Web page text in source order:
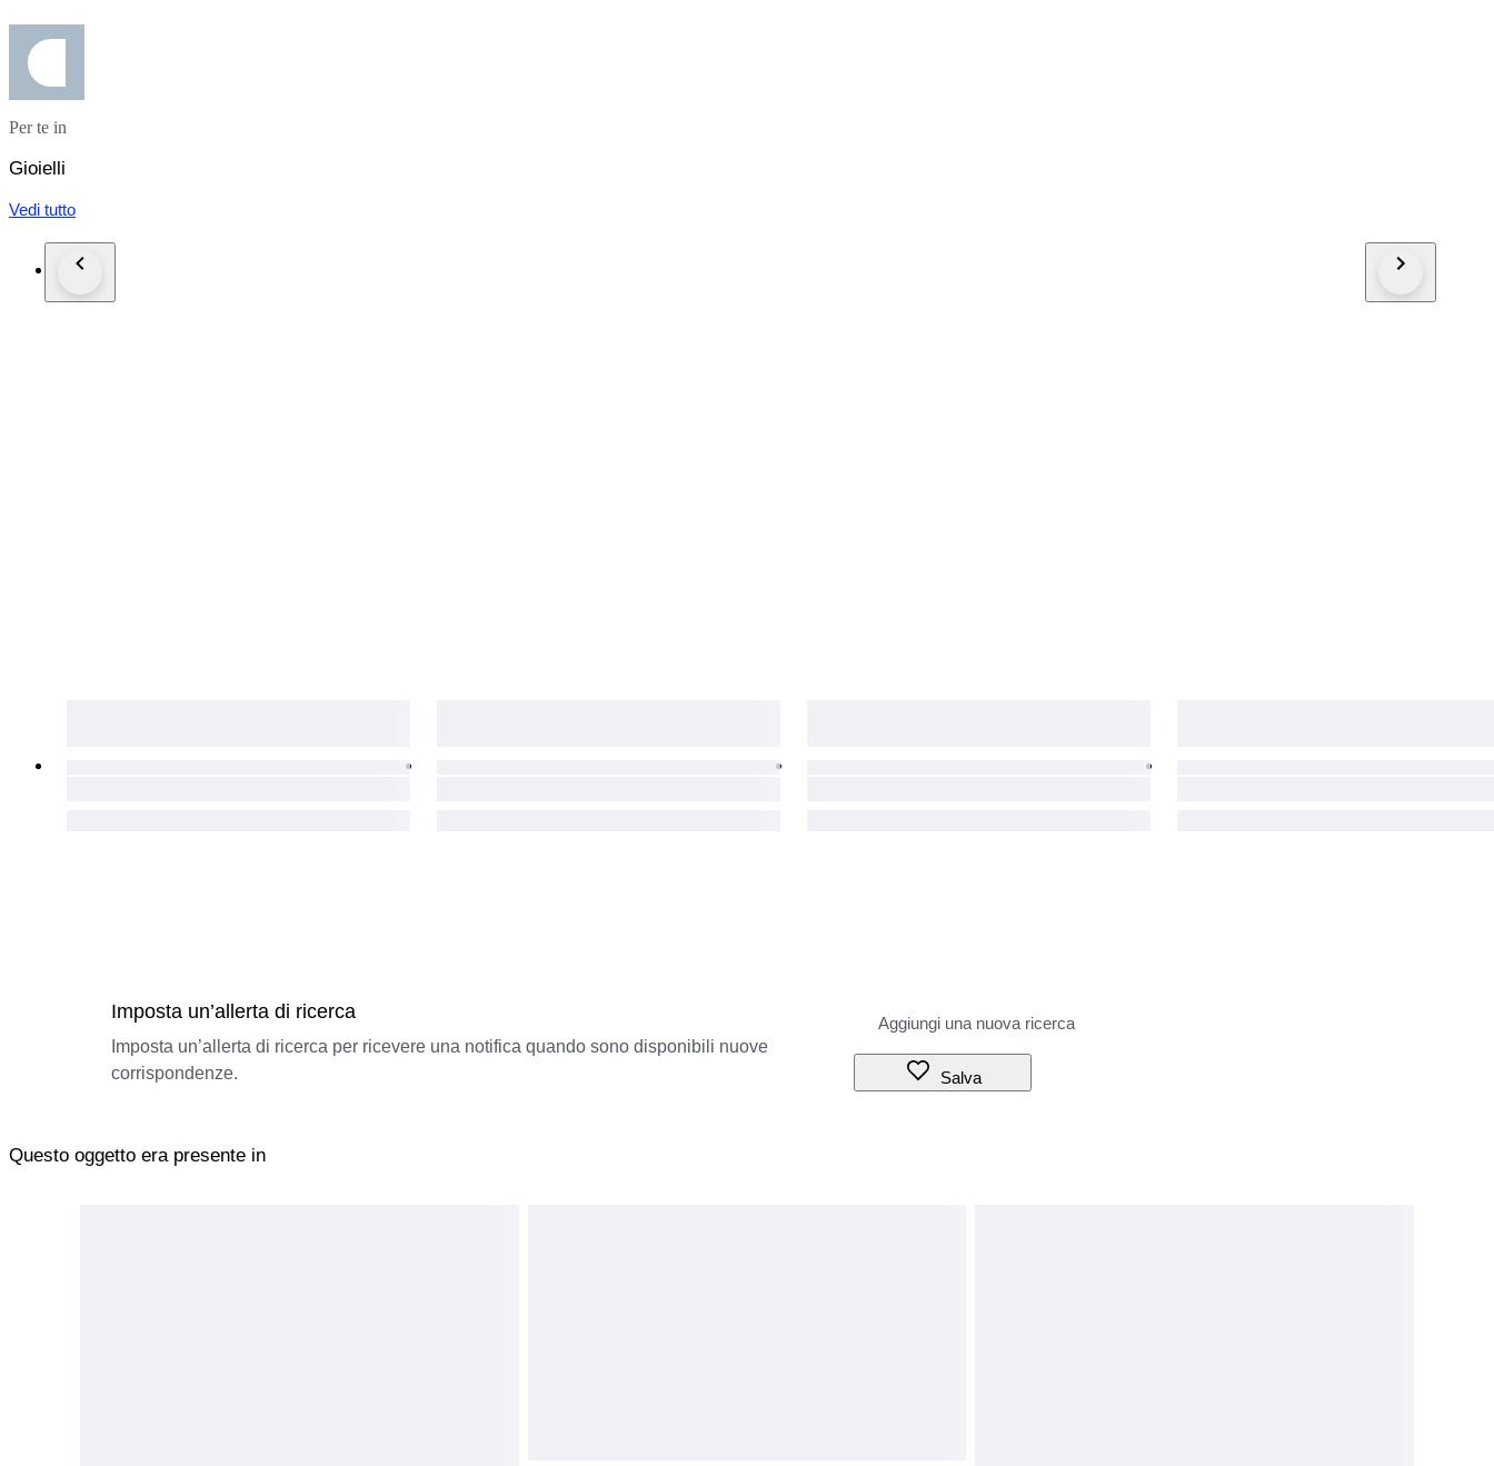
Per te in
Gioielli
Vedi tutto
Imposta un’allerta di ricerca
Imposta un’allerta di ricerca per ricevere una notifica quando sono disponibili nuove
corrispondenze.
Salva
Questo oggetto era presente in